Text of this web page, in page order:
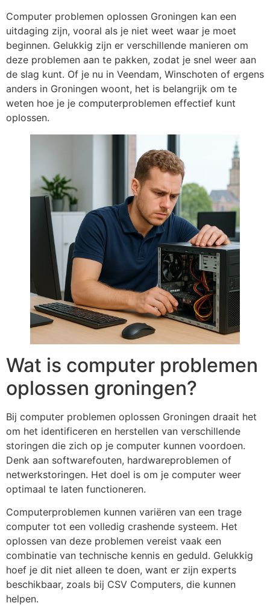
Computer problemen oplossen Groningen kan een
uitdaging zijn, vooral als je niet weet waar je moet
beginnen. Gelukkig zijn er verschillende manieren om
deze problemen aan te pakken, zodat je snel weer aan
de slag kunt. Of je nu in Veendam, Winschoten of ergens
anders in Groningen woont, het is belangrijk om te
weten hoe je je computerproblemen effectief kunt
oplossen.
Wat is computer problemen
oplossen groningen?
Bij computer problemen oplossen Groningen draait het
om het identificeren en herstellen van verschillende
storingen die zich op je computer kunnen voordoen.
Denk aan softwarefouten, hardwareproblemen of
netwerkstoringen. Het doel is om je computer weer
optimaal te laten functioneren.
Computerproblemen kunnen variëren van een trage
computer tot een volledig crashende systeem. Het
oplossen van deze problemen vereist vaak een
combinatie van technische kennis en geduld. Gelukkig
hoef je dit niet alleen te doen, want er zijn experts
beschikbaar, zoals bij CSV Computers, die kunnen
helpen.